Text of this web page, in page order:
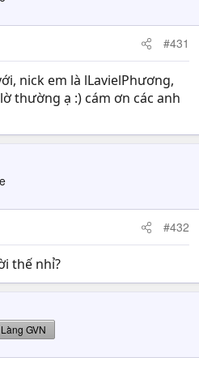
#431
nick em là lLavielPhương,
thường ạ :) cám ơn các anh
#432
thế nhỉ?
GVN